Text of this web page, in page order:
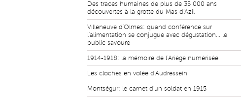
Des traces humaines de plus de 35 000 ans
découvertes à la grotte du Mas d'Azil
Villeneuve d'Olmes: quand conférence sur
l'alimentation se conjugue avec dégustation... le
public savoure
1914-1918: la mémoire de l'Ariège numérisée
Les cloches en volée d'Audressein
Montségur: le carnet d'un soldat en 1915